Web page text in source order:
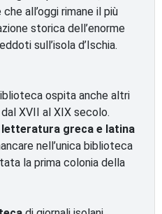
che all’oggi rimane il più
storica dell’enorme
sull’isola d’Ischia.
ospita anche altri
XVII al XIX secolo.
letteratura greca e latina
nell’unica biblioteca
la prima colonia della